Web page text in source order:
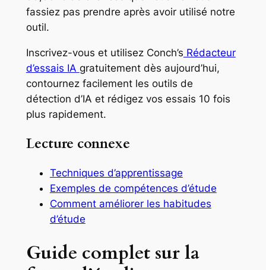
fassiez pas prendre après avoir utilisé notre
outil.
Inscrivez-vous et utilisez Conch’s Rédacteur
d’essais IA gratuitement dès aujourd’hui,
contournez facilement les outils de
détection d’IA et rédigez vos essais 10 fois
plus rapidement.
Lecture connexe
Techniques d’apprentissage
Exemples de compétences d’étude
Comment améliorer les habitudes
d’étude
Guide complet sur la